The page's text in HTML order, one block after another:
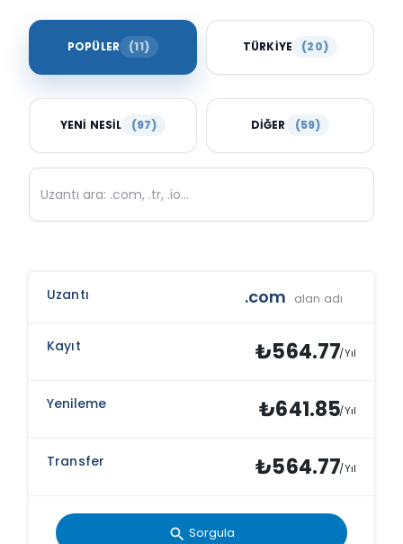
POPÜLER (11) TÜRKIYE (20)
YENI NESIL (97) DIĞER (59)
Uzantı Kayıt Yenileme
.com alan adı
₺564.77/Yıl
₺641.85/Yıl
₺564.77/Yıl
search Sorgula